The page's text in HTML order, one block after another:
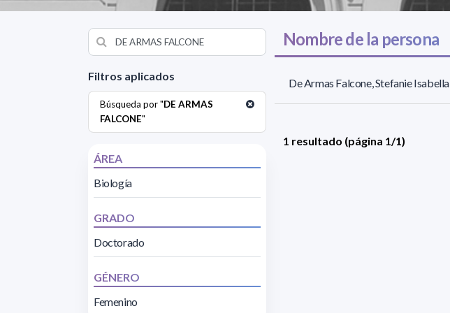
Filtros aplicados
Búsqueda por "DE ARMAS
FALCONE"
ÁREA
Biología
GRADO
Doctorado
GÉNERO
Femenino
Nombre de la persona
De Armas Falcone, Stefanie Isabella
1 resultado (página 1/1)